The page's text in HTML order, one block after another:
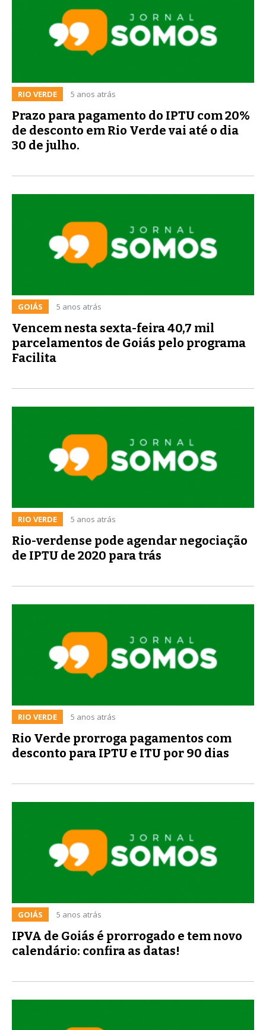
RIO VERDE 5 anos atrás
Prazo para pagamento do IPTU com 20%
de desconto em Rio Verde vai até o dia
30 de julho.
GOIÁS 5 anos atrás
Vencem nesta sexta-feira 40,7 mil
parcelamentos de Goiás pelo programa
Facilita
RIO VERDE 5 anos atrás
Rio-verdense pode agendar negociação
de IPTU de 2020 para trás
RIO VERDE 5 anos atrás
Rio Verde prorroga pagamentos com
desconto para IPTU e ITU por 90 dias
GOIÁS 5 anos atrás
IPVA de Goiás é prorrogado e tem novo
calendário: confira as datas!